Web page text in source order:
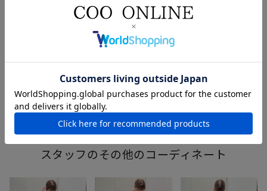
pou dou dou イエベ 無地
カットソー
きれいめカジュアル
ナチュラルコーデ コットン
高身長
ナチュラル
スタッフのその他のコーディネート